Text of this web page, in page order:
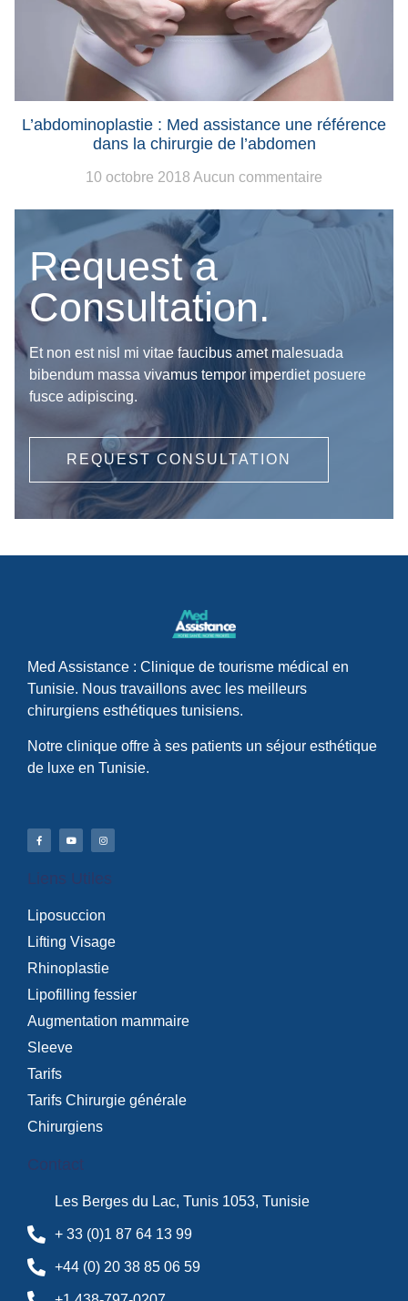
L’abdominoplastie : Med assistance une référence
dans la chirurgie de l’abdomen
10 octobre 2018 Aucun commentaire
Request a
Consultation.
Et non est nisl mi vitae faucibus amet malesuada
bibendum massa vivamus tempor imperdiet posuere
fusce adipiscing.
REQUEST CONSULTATION
Med Assistance : Clinique de tourisme médical en
Tunisie. Nous travaillons avec les meilleurs
chirurgiens esthétiques tunisiens.
Notre clinique offre à ses patients un séjour esthétique
de luxe en Tunisie.
Liens Utiles
Liposuccion
Lifting Visage
Rhinoplastie
Lipofilling fessier
Augmentation mammaire
Sleeve
Tarifs
Tarifs Chirurgie générale
Chirurgiens
Contact
Les Berges du Lac, Tunis 1053, Tunisie
+ 33 (0)1 87 64 13 99
+44 (0) 20 38 85 06 59